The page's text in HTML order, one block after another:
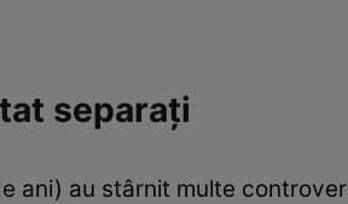
separați
ani) au stârnit multe